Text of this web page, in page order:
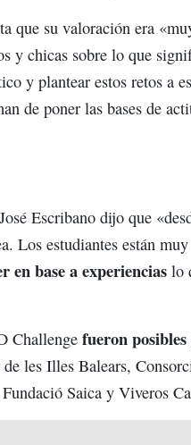
que su valoración era
y chicas sobre lo que
y plantear estos retos a
de poner las bases de
Escribano dijo que
Los estudiantes están
en base a experiencias lo
Challenge fueron
les Illes Balears,
Saica y Viveros